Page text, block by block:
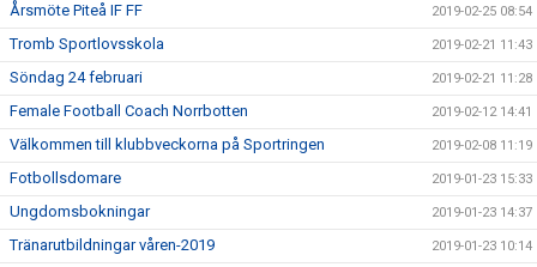
Årsmöte Piteå IF FF 2019-02-25 08:54
Tromb Sportlovsskola 2019-02-21 11:43
Söndag 24 februari 2019-02-21 11:28
Female Football Coach Norrbotten 2019-02-12 14:41
Välkommen till klubbveckorna på Sportringen 2019-02-08 11:19
Fotbollsdomare 2019-01-23 15:33
Ungdomsbokningar 2019-01-23 14:37
Tränarutbildningar våren-2019 2019-01-23 10:14